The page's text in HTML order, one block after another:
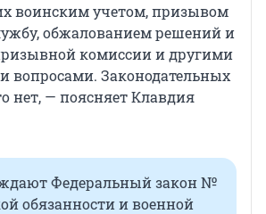
воинским учетом, призывом
обжалованием решений и
комиссии и другими
вопросами. Законодательных
нет, — поясняет Клавдия
Федеральный закон №
обязанности и военной